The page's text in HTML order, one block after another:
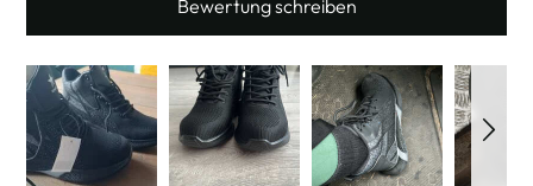
Bewertung schreiben